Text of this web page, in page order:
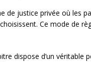
de justice privée où les
choisissent. Ce mode de
dispose d’un véritable